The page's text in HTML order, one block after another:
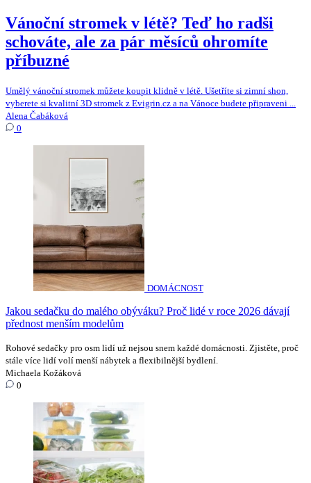
Vánoční stromek v létě? Teď ho radši
schováte, ale za pár měsíců ohromíte
příbuzné
Umělý vánoční stromek můžete koupit klidně v létě. Ušetříte si zimní shon,
vyberete si kvalitní 3D stromek z Evigrin.cz a na Vánoce budete připraveni ...
Alena Čabáková
0
DOMÁCNOST
Jakou sedačku do malého obýváku? Proč lidé v roce 2026 dávají
přednost menším modelům
Rohové sedačky pro osm lidí už nejsou snem každé domácnosti. Zjistěte, proč
stále více lidí volí menší nábytek a flexibilnější bydlení.
Michaela Kožáková
0